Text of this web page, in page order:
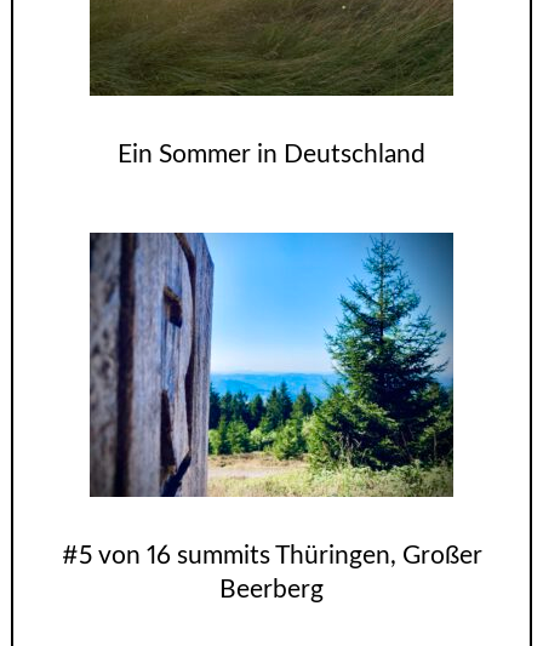
Ein Sommer in Deutschland
#5 von 16 summits Thüringen, Großer
Beerberg